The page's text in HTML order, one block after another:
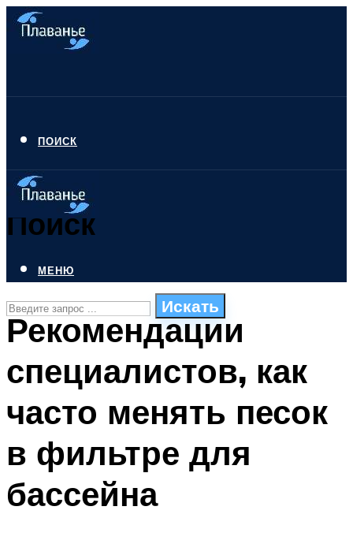
ПОИСК
Поиск
Искать
ПЛАВАНЬЕ ДЛЯ ДЕТЕЙ
БАССЕЙН ДЛЯ ДОМА
ОЧИСТКА БАССЕЙНОВ
МЕНЮ
МЕНЮ
Рекомендации
специалистов, как
часто менять песок
в фильтре для
бассейна